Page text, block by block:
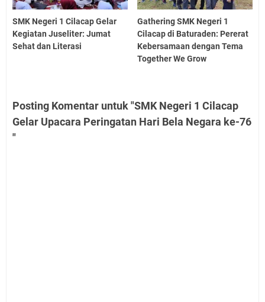
SMK Negeri 1 Cilacap Gelar
Kegiatan Juseliter: Jumat
Sehat dan Literasi
Gathering SMK Negeri 1
Cilacap di Baturaden: Pererat
Kebersamaan dengan Tema
Together We Grow
Posting Komentar untuk "SMK Negeri 1 Cilacap
Gelar Upacara Peringatan Hari Bela Negara ke-76
"